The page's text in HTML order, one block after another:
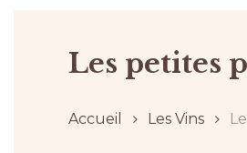
Les petites
Accueil Les Vins